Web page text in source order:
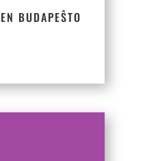
BUDAPEŜTO